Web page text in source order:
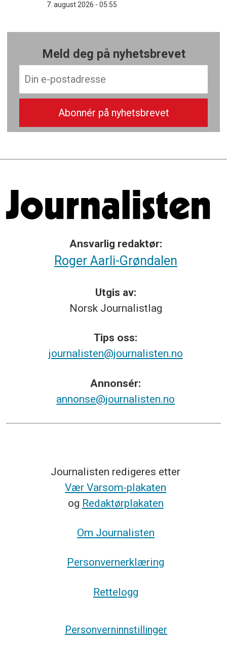
7. august 2026 - 05:55
Meld deg på nyhetsbrevet
Ansvarlig redaktør:
Roger Aarli-Grøndalen
Utgis av:
Norsk Journalistlag
Tips oss:
journalisten@journalisten.no
Annonsér:
annonse@journalisten.no
Journalisten redigeres etter
Vær Varsom-plakaten
og Redaktørplakaten
Om Journalisten
Personvernerklæring
Rettelogg
Personverninnstillinger